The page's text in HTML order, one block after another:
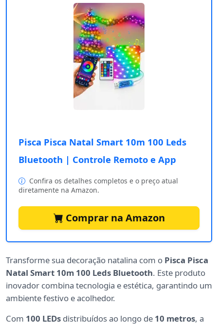
Pisca Pisca Natal Smart 10m 100 Leds
Bluetooth | Controle Remoto e App
Confira os detalhes completos e o preço atual
diretamente na Amazon.
Comprar na Amazon
Transforme sua decoração natalina com o Pisca Pisca
Natal Smart 10m 100 Leds Bluetooth. Este produto
inovador combina tecnologia e estética, garantindo um
ambiente festivo e acolhedor.
Com 100 LEDs distribuídos ao longo de 10 metros, a